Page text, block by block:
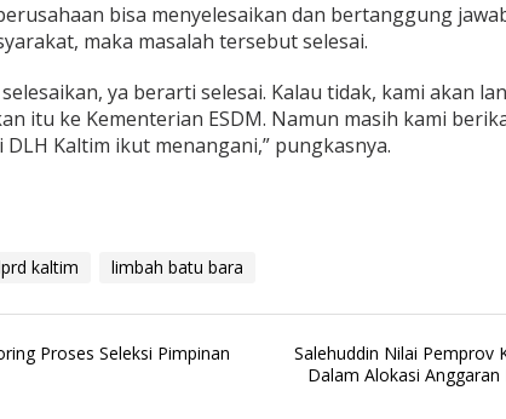
bisa menyelesaikan dan bertanggung
maka masalah tersebut selesai.
ya berarti selesai. Kalau tidak, kami akan
itu ke Kementerian ESDM. Namun masih kami
Kaltim ikut menangani,” pungkasnya.
kaltim limbah batu bara
Proses Seleksi Pimpinan
Salehuddin Nilai Pemprov
Dalam Alokasi